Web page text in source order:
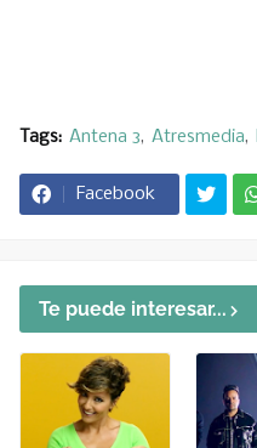
Tags: Antena 3 Atresmedia
Facebook
Te puede interesar...